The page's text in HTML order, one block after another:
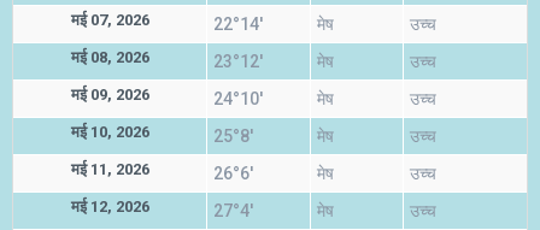
मई 07, 2026 22°14' मेष उच्च
मई 08, 2026 23°12' मेष उच्च
मई 09, 2026 24°10' मेष उच्च
मई 10, 2026 25°8' मेष उच्च
मई 11, 2026 26°6' मेष उच्च
मई 12, 2026 27°4' मेष उच्च